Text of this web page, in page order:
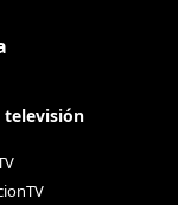
televisión